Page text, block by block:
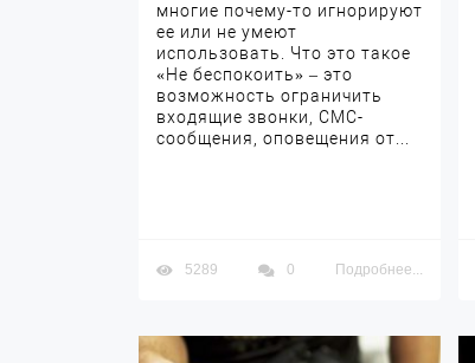
многие почему-то игнорируют
ее или не умеют
использовать. Что это такое
«Не беспокоить» – это
возможность ограничить
входящие звонки, СМС-
сообщения, оповещения от...
5289 0 Подробнее...